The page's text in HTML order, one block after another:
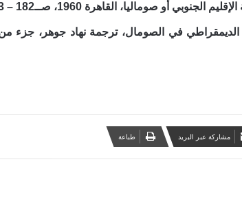
أو صوماليا، القاهرة 1960، صــ182 – 183
مشاركة عبر البريد طباعة